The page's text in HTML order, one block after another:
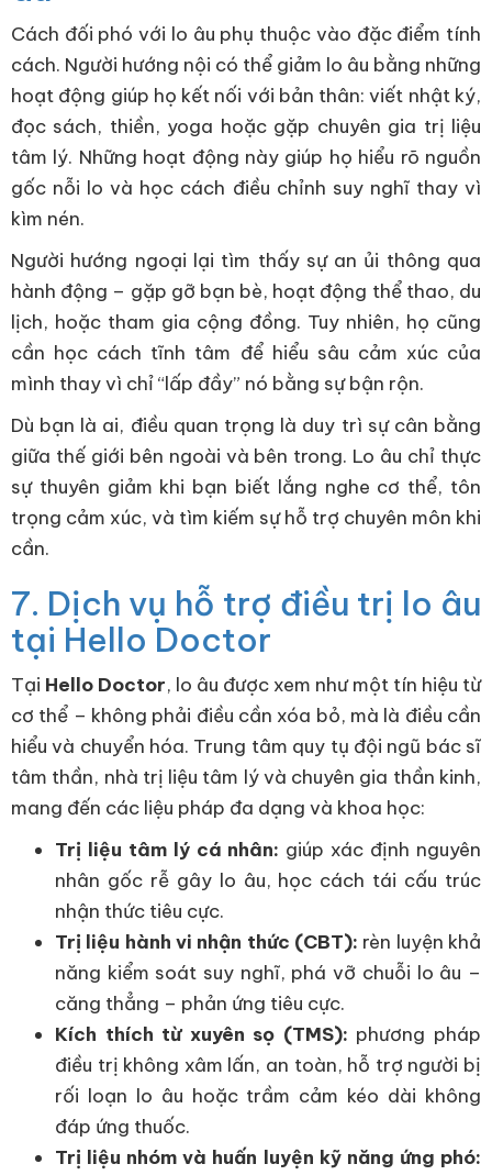
Cách đối phó với lo âu phụ thuộc vào đặc điểm tính
cách. Người hướng nội có thể giảm lo âu bằng những
hoạt động giúp họ kết nối với bản thân: viết nhật ký,
đọc sách, thiền, yoga hoặc gặp chuyên gia trị liệu
tâm lý. Những hoạt động này giúp họ hiểu rõ nguồn
gốc nỗi lo và học cách điều chỉnh suy nghĩ thay vì
kìm nén.
Người hướng ngoại lại tìm thấy sự an ủi thông qua
hành động – gặp gỡ bạn bè, hoạt động thể thao, du
lịch, hoặc tham gia cộng đồng. Tuy nhiên, họ cũng
cần học cách tĩnh tâm để hiểu sâu cảm xúc của
mình thay vì chỉ “lấp đầy” nó bằng sự bận rộn.
Dù bạn là ai, điều quan trọng là duy trì sự cân bằng
giữa thế giới bên ngoài và bên trong. Lo âu chỉ thực
sự thuyên giảm khi bạn biết lắng nghe cơ thể, tôn
trọng cảm xúc, và tìm kiếm sự hỗ trợ chuyên môn khi
cần.
7. Dịch vụ hỗ trợ điều trị lo âu
tại Hello Doctor
Tại Hello Doctor, lo âu được xem như một tín hiệu từ
cơ thể – không phải điều cần xóa bỏ, mà là điều cần
hiểu và chuyển hóa. Trung tâm quy tụ đội ngũ bác sĩ
tâm thần, nhà trị liệu tâm lý và chuyên gia thần kinh,
mang đến các liệu pháp đa dạng và khoa học:
Trị liệu tâm lý cá nhân: giúp xác định nguyên
nhân gốc rễ gây lo âu, học cách tái cấu trúc
nhận thức tiêu cực.
Trị liệu hành vi nhận thức (CBT): rèn luyện khả
năng kiểm soát suy nghĩ, phá vỡ chuỗi lo âu –
căng thẳng – phản ứng tiêu cực.
Kích thích từ xuyên sọ (TMS): phương pháp
điều trị không xâm lấn, an toàn, hỗ trợ người bị
rối loạn lo âu hoặc trầm cảm kéo dài không
đáp ứng thuốc.
Trị liệu nhóm và huấn luyện kỹ năng ứng phó: